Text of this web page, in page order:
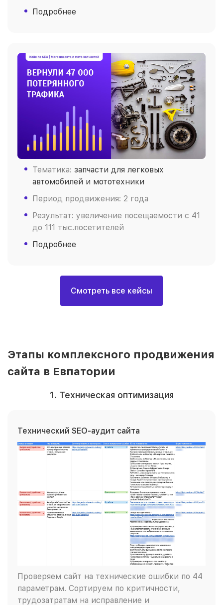
Подробнее
Тематика: запчасти для легковых
автомобилей и мототехники
Период продвижения: 2 года
Результат: увеличение посещаемости с 41
до 111 тыс.посетителей
Подробнее
Смотреть все кейсы
Этапы комплексного продвижения
сайта в Евпатории
1. Техническая оптимизация
Технический SEO-аудит сайта
Проверяем сайт на технические ошибки по 44
параметрам. Сортируем по критичности,
трудозатратам на исправление и